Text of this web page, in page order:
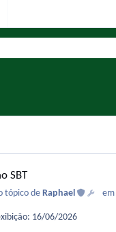
SBT
tópico deRaphael em
16/06/2026